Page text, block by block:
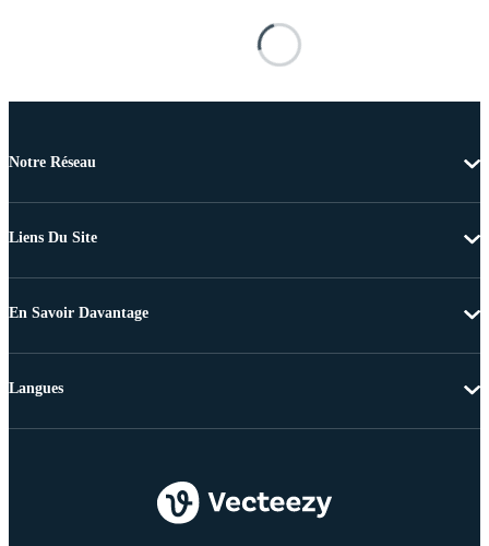
Notre Réseau
Liens Du Site
En Savoir Davantage
Langues